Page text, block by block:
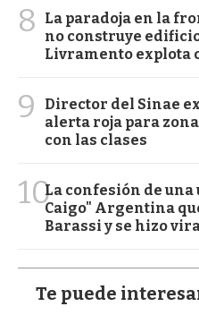
8
La paradoja en la
no construye
Livramento explota
9
Director del Sinae
alerta roja para
con las clases
10La confesión de
Caigo" Argentina
Barassi y se hizo
Te puede